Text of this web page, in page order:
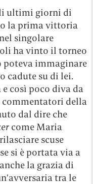
ultimi giorni di
la prima vittoria
singolare
ha vinto il torneo
poteva immaginare
cadute su di lei.
così poco diva da
commentatori della
dal dire che
come Maria
scuse
si è portata via a
la grazia di
tra le